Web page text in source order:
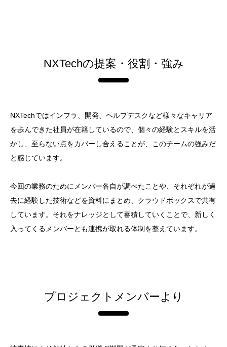
NXTechの提案・役割・強み
NXTechではインフラ、開発、ヘルプデスクなど様々なキャリア
を歩んできた社員が在籍しているので、個々の経験とスキルを活
かし、至らない点をカバーし合えることが、このチームの強みだ
と感じています。
今回の業務のためにメンバー各自が調べたことや、それぞれが過
去に経験した技術などを資料にまとめ、クラウドボックスで共有
しています。それをナレッジとして蓄積していくことで、新しく
入ってくるメンバーとも連携が取れる体制を整えています。
プロジェクトメンバーより